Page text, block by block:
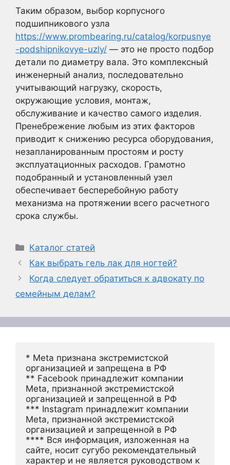
Таким образом, выбор корпусного
подшипникового узла
https://www.prombearing.ru/catalog/korpusnye
-podshipnikovye-uzly/ — это не просто подбор
детали по диаметру вала. Это комплексный
инженерный анализ, последовательно
учитывающий нагрузку, скорость,
окружающие условия, монтаж,
обслуживание и качество самого изделия.
Пренебрежение любым из этих факторов
приводит к снижению ресурса оборудования,
незапланированным простоям и росту
эксплуатационных расходов. Грамотно
подобранный и установленный узел
обеспечивает бесперебойную работу
механизма на протяжении всего расчетного
срока службы.
Рубрики
Каталог статей
Как выбрать гель лак для ногтей?
Когда следует обратиться к адвокату по
семейным делам?
* Meta признана экстремистской
организацией и запрещена в РФ
** Facebook принадлежит компании
Meta, признанной экстремистской
организацией и запрещенной в РФ
*** Instagram принадлежит компании
Meta, признанной экстремистской
организацией и запрещенной в РФ
**** Вся информация, изложенная на
сайте, носит сугубо рекомендательный
характер и не является руководством к